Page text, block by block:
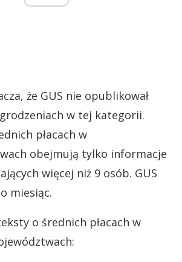
że GUS nie opublikował
w tej kategorii.
płacach w
obejmują tylko informacje
więcej niż 9 osób. GUS
miesiąc.
o średnich płacach w